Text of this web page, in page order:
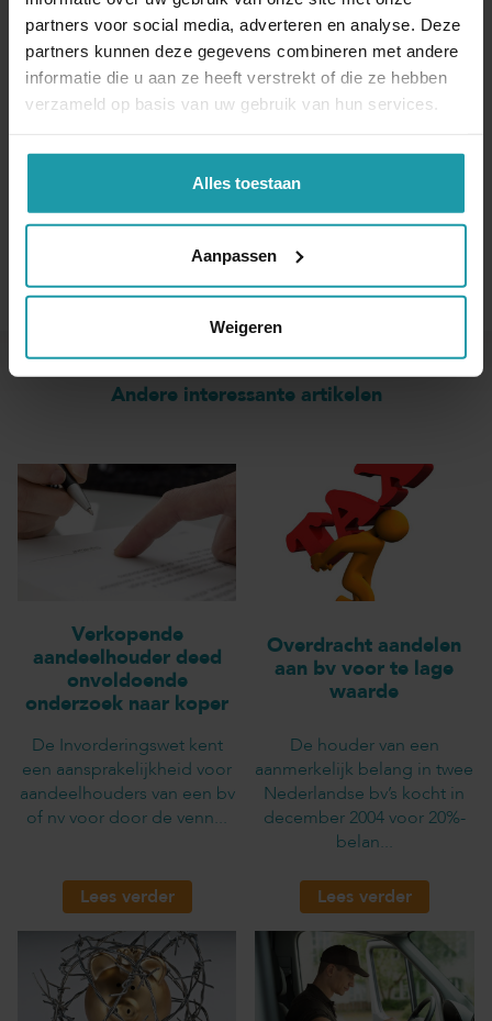
partners voor social media, adverteren en analyse. Deze
partners kunnen deze gegevens combineren met andere
informatie die u aan ze heeft verstrekt of die ze hebben
verzameld op basis van uw gebruik van hun services.
Alles toestaan
Aanpassen
Weigeren
Naam *
E-mail adres*
Andere interessante artikelen
Verkopende
aandeelhouder deed
onvoldoende
onderzoek naar koper
De Invorderingswet kent
een aansprakelijkheid voor
aandeelhouders van een bv
of nv voor door de venn...
Lees verder
Overdracht aandelen
aan bv voor te lage
waarde
De houder van een
aanmerkelijk belang in twee
Nederlandse bv’s kocht in
december 2004 voor 20%-
belan...
Lees verder